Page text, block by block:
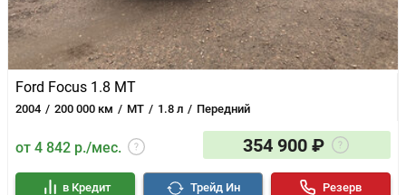
Ford Focus 1.8 MT
2004 200 000 км MT 1.8 л Передний
от 4 842 р./мес. 354 900 ₽
в Кредит Трейд Ин Резерв